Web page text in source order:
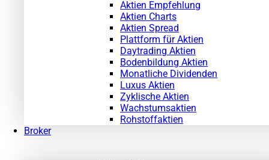
Aktien Empfehlung
Aktien Charts
Aktien Spread
Plattform für Aktien
Daytrading Aktien
Bodenbildung Aktien
Monatliche Dividenden
Luxus Aktien
Zyklische Aktien
Wachstumsaktien
Rohstoffaktien
Broker